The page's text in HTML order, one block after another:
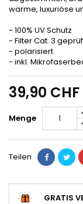
warme, luxuriöse
- 100% UV Schutz
- Filter Cat. 3 geprüft
- polarisiert
- inkl.
39,90 CHF
Menge
Teilen
GRATIS